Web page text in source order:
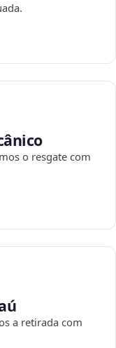
o resgate com
a retirada com